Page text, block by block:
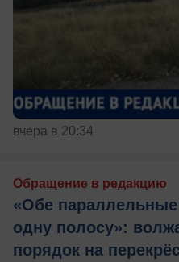
вчера в 20:34
Обращение в редакцию
«Обе
одну полосу»:
порядок на